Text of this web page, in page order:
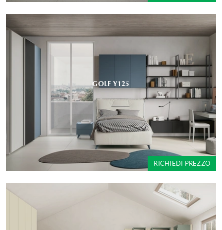
GOLF Y125
RICHIEDI PREZZO